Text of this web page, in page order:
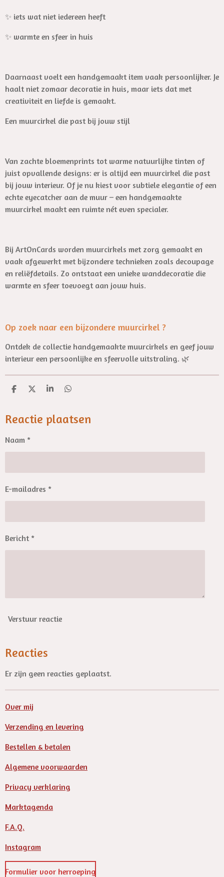
✨ iets wat niet iedereen heeft
✨ warmte en sfeer in huis
Daarnaast voelt een handgemaakt item vaak persoonlijker. Je
haalt niet zomaar decoratie in huis, maar iets dat met
creativiteit en liefde is gemaakt.
Een muurcirkel die past bij jouw stijl
Van zachte bloemenprints tot warme natuurlijke tinten of
juist opvallende designs: er is altijd een muurcirkel die past
bij jouw interieur. Of je nu kiest voor subtiele elegantie of een
echte eyecatcher aan de muur – een handgemaakte
muurcirkel maakt een ruimte nét even specialer.
Bij ArtOnCards worden muurcirkels met zorg gemaakt en
vaak afgewerkt met bijzondere technieken zoals decoupage
en reliëfdetails. Zo ontstaat een unieke wanddecoratie die
warmte en sfeer toevoegt aan jouw huis.
Op zoek naar een bijzondere muurcirkel ?
Ontdek de collectie handgemaakte muurcirkels en geef jouw
interieur een persoonlijke en sfeervolle uitstraling. 🌿
D
e
n
D
l
S
r
e
D
e
n
Reactie plaatsen
Naam *
E-mailadres *
Bericht *
Verstuur reactie
Reacties
Er zijn geen reacties geplaatst.
Over mij
Verzending en levering
Bestellen & betalen
Algemene voorwaarden
Privacy verklaring
Marktagenda
F.A.Q.
Instagram
Formulier voor herroeping